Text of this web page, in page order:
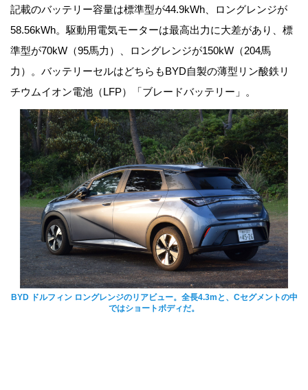
記載のバッテリー容量は標準型が44.9kWh、ロングレンジが
58.56kWh。駆動用電気モーターは最高出力に大差があり、標
準型が70kW（95馬力）、ロングレンジが150kW（204馬
力）。バッテリーセルはどちらもBYD自製の薄型リン酸鉄リ
チウムイオン電池（LFP）「ブレードバッテリー」。
BYD ドルフィン ロングレンジのリアビュー。全長4.3mと、Cセグメントの中
ではショートボディだ。